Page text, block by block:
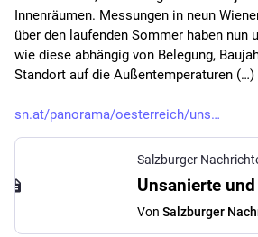
Innenräumen. Messungen in neun
über den laufenden Sommer haben nun
wie diese abhängig von Belegung,
Standort auf die Außentemperaturen (…)
sn.at/panorama/oesterreich/uns
Salzburger
Von Salzburger